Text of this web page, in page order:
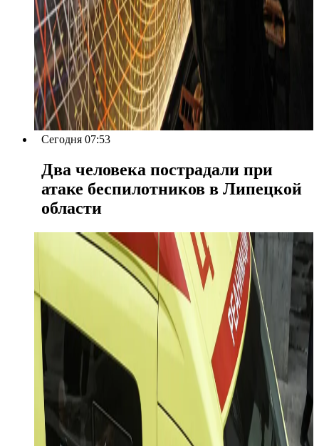
Сегодня 07:53
Два человека пострадали при
атаке беспилотников в Липецкой
области